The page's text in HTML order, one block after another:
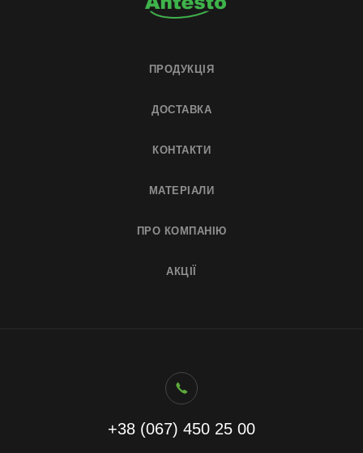
+38 (067) 450 25 00
ПРОДУКЦІЯ
МАТЕРІАЛИ
АКЦІЇ
ДОСТАВКА
ПРО КОМПАНІЮ
КОНТАКТИ